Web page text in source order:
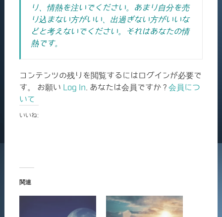
り、情熱を注いでください。あまり自分を売
り込まない方がいい、出過ぎない方がいいな
どと考えないでください。それはあなたの情
熱です。
コンテンツの残りを閲覧するにはログインが必要で
す。 お願い Log In . あなたは会員ですか ? 会員につ
いて
いいね:
関連